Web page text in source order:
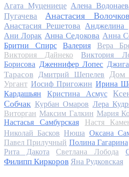
Агата Муцениеце Алена
Пугачева
Анастасия
Анастасия Решетова Анджелина
Ани Лорак Анна Седокова Анна
Бритни Спирс
Валерия Вера
Виктория Дайнеко Виктория
Борисова Дженнифер Лопес
Тарасов
Дмитрий Шепелев Дом
Ургант Иосиф Пригожин Ирина
Кардашьян
Кристина Асмус
Собчак Курбан Омаров Лера
Виторган Максим Галкин Мария
Настасья Самбурская
Настя
Николай Басков Нюша Оксана
Павел Прилучный Полина Гагарина
Рита Дакота
Светлана Лобода
Филипп Киркоров Яна Рудковская